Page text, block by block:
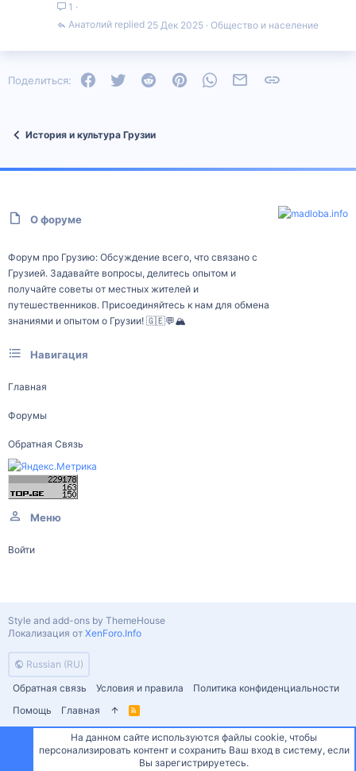
1
Общество и население
25 Дек 2025
Анатолий
Поделиться: FacebookTwitter Reddit PinterestWhatsAppЭлектронная почта
История и культура Грузии
О форуме
Форум про Грузию: Обсуждение всего, что связано с
Грузией. Задавайте вопросы, делитесь опытом и
получайте советы от местных жителей и
путешественников. Присоединяйтесь к нам для обмена
знаниями и опытом о Грузии! 🇬🇪💬🏔️
Навигация
Главная
Форумы
Обратная Связь
Меню
Войти
Russian (RU)
Обратная связь
Условия и правила
Политика конфиденциальности
Помощь
Главная
R
S
Style and add-ons by ThemeHouse
Локализация от XenForo.Info
СверхуСнизу
На данном сайте используются файлы cookie, чтобы
персонализировать контент и сохранить Ваш вход в систему, если
Вы зарегистрируетесь.